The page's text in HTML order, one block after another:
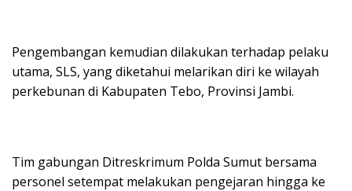
Pengembangan kemudian dilakukan terhadap pelaku
utama, SLS, yang diketahui melarikan diri ke wilayah
perkebunan di Kabupaten Tebo, Provinsi Jambi.
Tim gabungan Ditreskrimum Polda Sumut bersama
personel setempat melakukan pengejaran hingga ke